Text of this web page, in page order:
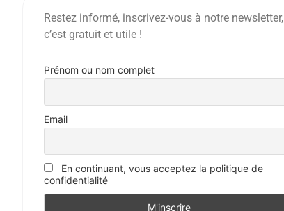
Restez informé, inscrivez-vous à notre newsletter,
c’est gratuit et utile !
Prénom ou nom complet
Email
En continuant, vous acceptez la politique de
confidentialité